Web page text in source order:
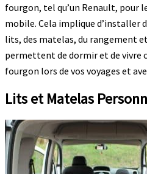
fourgon, tel qu’un Renault, pour
mobile. Cela implique d’installer
lits, des matelas, du rangement
permettent de dormir et de
fourgon lors de vos voyages et
Lits et Matelas